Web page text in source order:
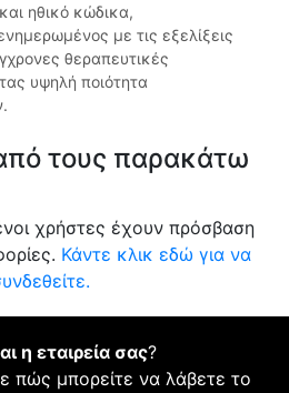
ηθικό κώδικα,
με τις εξελίξεις
θεραπευτικές
υψηλή ποιότητα
τους παρακάτω
χρήστες έχουν πρόσβαση
Κάντε κλικ εδώ για να
η εταιρεία σας?
πώς μπορείτε να λάβετε το